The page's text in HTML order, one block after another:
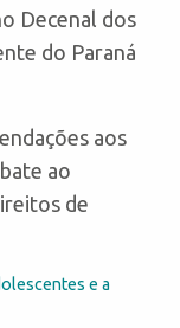
Decenal dos
do Paraná
aos
ao
de
e a